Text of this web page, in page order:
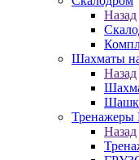
Назад
Шахматы
Назад
Тренажеры
Назад